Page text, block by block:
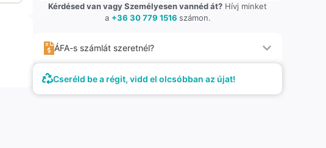
Kérdésed van vagy Személyesen vannéd át? Hívj minket
a +36 30 779 1516 számon.
ÁFA-s számlát szeretnél?
Cseréld be a régit, vidd el olcsóbban az újat!